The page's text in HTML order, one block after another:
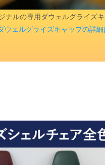
ナルの専用ダウェルグライズ
ウェルグライズキャップの詳細